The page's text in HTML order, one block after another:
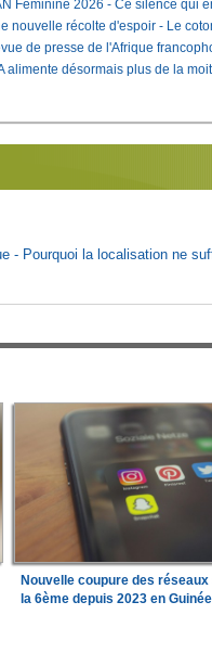
Féminine 2026 - Ce silence qui
nouvelle récolte d'espoir - Le
de presse de l'Afrique
alimente désormais plus de la
- Pourquoi la localisation ne
Nouvelle coupure des
la 6ème depuis 2023 en Guinée